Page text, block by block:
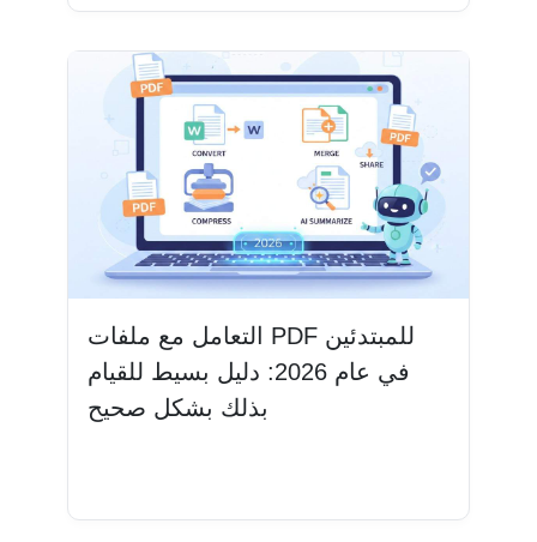
التعامل مع ملفات PDF للمبتدئين
في عام 2026: دليل بسيط للقيام
بذلك بشكل صحيح